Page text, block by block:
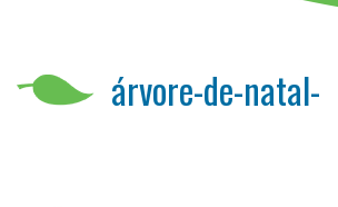
árvore-de-natal-